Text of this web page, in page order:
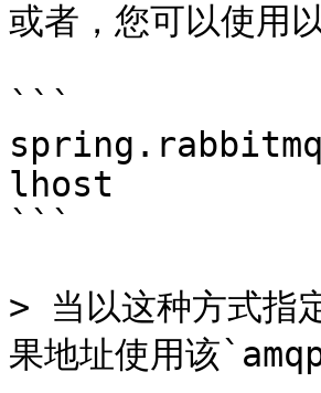
或者，您可以使用
```
lhost
```
> 当以这种方式
果地址使用该